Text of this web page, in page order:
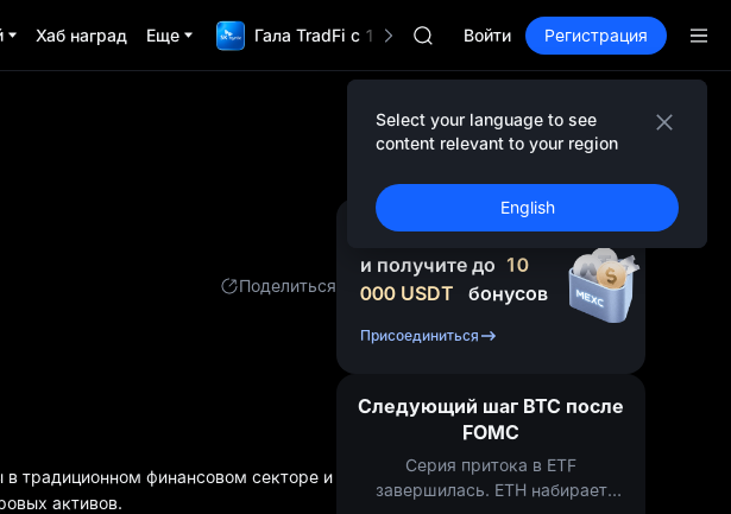
Хаб наград Еще Гала TradFi с 1 000 000$SPCX
UNITREE
Фьючерсы Юнитри уже доступны
CASHCAT
UNITREE
Фьючерсы Юнитри уже доступны
Войти Регистрация
Select your language to see
content relevant to your region
English
Поделиться
традиционном финансовом секторе и
активов.
Зарегистрируйтесь
и получите до 10
000 USDT бонусов
Присоединиться
Следующий шаг BTC после
FOMC
Серия притока в ETF
завершилась. ETH набирает